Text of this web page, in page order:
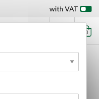
with VAT
0